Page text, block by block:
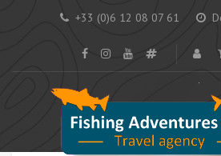
+33 (0)6 12 08 07 61